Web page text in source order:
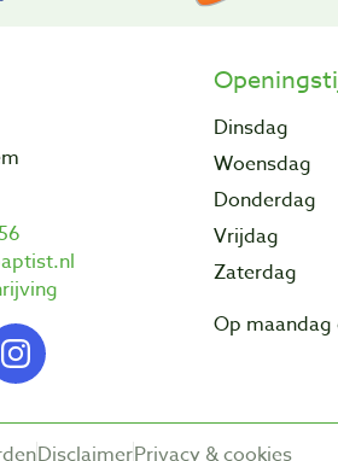
Dinsdag
Woensdag
Donderdag
Vrijdag
Zaterdag
Op
DisclaimerPrivacy & cookies